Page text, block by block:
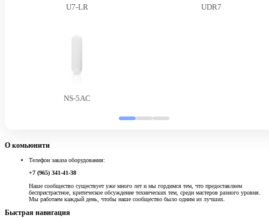
U7-LR UDR7
NS-5AC
О комьюнити
Телефон заказа оборудования:
+7 (965) 341-41-38
Наше сообщество существует уже много лет и мы гордимся тем, что предоставляем
беспристрастное, критическое обсуждение технических тем, среди мастеров разного уровня.
Мы работаем каждый день, чтобы наше сообщество было одним из лучших.
Быстрая навигация